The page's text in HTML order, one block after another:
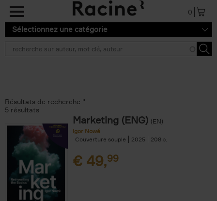
Aller au contenu principal
0
Sélectionnez une catégorie
Résultats de recherche ''
5 résultats
Marketing (ENG) (EN)
Igor Nowé
Couverture souple
2025 208
€ 49,99